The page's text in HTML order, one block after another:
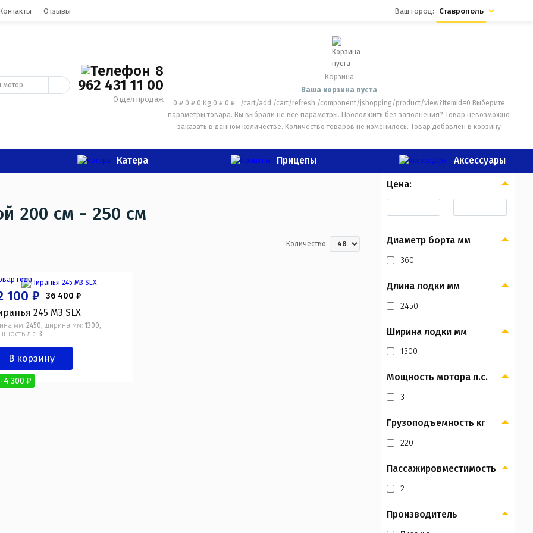
Отзывы Ваш город: Ставрополь
8
962 431 11 00
Отдел продаж
Корзина
Ваша корзина пуста
0 ₽ 0 ₽ 0 Kg 0 ₽ 0 ₽ /cart/add /cart/refresh /component/jshopping/product/view?Itemid=0 Выберите
параметры товара. Вы выбрали не все параметры. Продолжить без заполнения? Товар невозможно
заказать в данном количестве. Количество товаров не изменилось. Товар добавлен в корзину
Катера Прицепы Аксессуары
Цена:
Диаметр борта мм
360
Длина лодки мм
2450
Ширина лодки мм
1300
Мощность мотора л.с.
3
Грузоподъемность кг
220
Пассажировместимость
2
Производитель
200 см - 250 см
Количество:
36 400 ₽
100 ₽
-4 300 ₽
245 М3 SLХ
мм: 2450 , ширина мм: 1300 ,
л.с: 3
В корзину